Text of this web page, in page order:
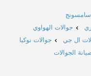
سامسونج
جوالات الهواوي
ال جي
جوالات نوكيا
الجوالات